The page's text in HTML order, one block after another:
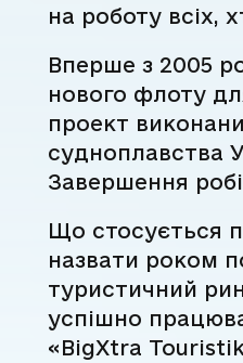
на роботу всіх,
Вперше з 2005
нового флоту
проект
судноплавства
Завершення
Що стосується
назвати роком
туристичний
успішно
«BigXtra